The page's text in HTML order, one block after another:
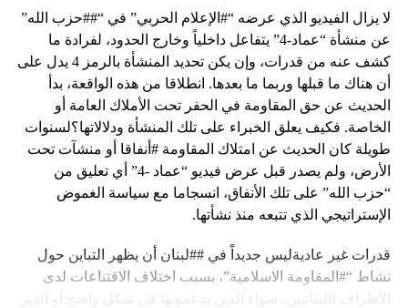
لا يزال الفيديو الذي عرضه “#الإعلام الحربي” في “##حزب الله”
عن منشأة “عماد-4” يتفاعل داخلياً وخارج الحدود، لفرادة ما
كشف عنه من قدرات، وإن يكن تحديد المنشأة بالرمز 4 يدل على
أن هناك ما قبلها وربما ما بعدها. انطلاقا من هذه الواقعة، بدأ
الحديث عن حق المقاومة في الحفر تحت الأملاك العامة أو
الخاصة. فكيف يعلق الخبراء على تلك المنشأة ودلالاتها؟لسنوات
طويلة كان الحديث عن امتلاك المقاومة #أنفاقا أو منشآت تحت
الأرض، ولم يصدر قبل عرض فيديو “عماد -4” أي تعليق من
“حزب الله” على تلك الأنفاق، انسجاما مع سياسة الغموض
الإستراتيجي الذي تتبعه منذ نشأتها.
قدرات غير عاديةليس جديداً في ##لبنان أن يظهر التباين حول
نشاط “#المقاومة الاسلامية”، بسبب اختلاف الاقتناعات لدى
الأطراف اللبنانيين، سواء الذين يدعمونها في شكل واضح أو الذين